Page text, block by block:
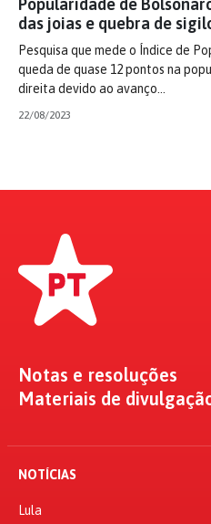
Popularidade de
das joias e quebra de
Pesquisa que mede o Índice de
queda de quase 12 pontos na
direita devido ao avanço…
22/08/2023
Notas e resoluções
Materiais de
NOTÍCIAS
Lula